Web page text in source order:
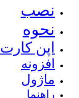
نصب
نحوه
اپن کارت
افزونه
ماژول
راهنما